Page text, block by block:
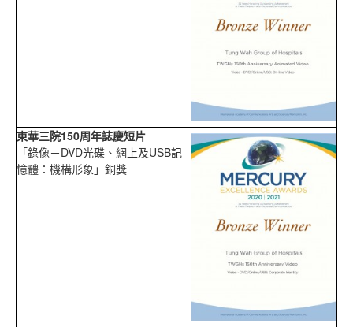
東華三院150周年誌慶短片
「錄像－DVD光碟、網上及USB記
憶體：機構形象」銅獎